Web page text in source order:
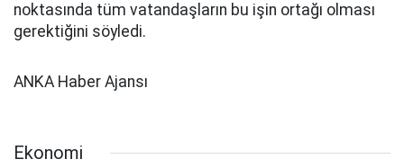
noktasında tüm vatandaşların bu işin ortağı olması
gerektiğini söyledi.
ANKA Haber Ajansı
Ekonomi